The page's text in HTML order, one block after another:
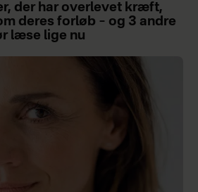
der har overlevet kræft,
deres forløb – og 3 andre
læse lige nu